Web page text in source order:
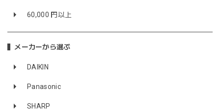
60,000 円以上
メーカーから選ぶ
DAIKIN
Panasonic
SHARP